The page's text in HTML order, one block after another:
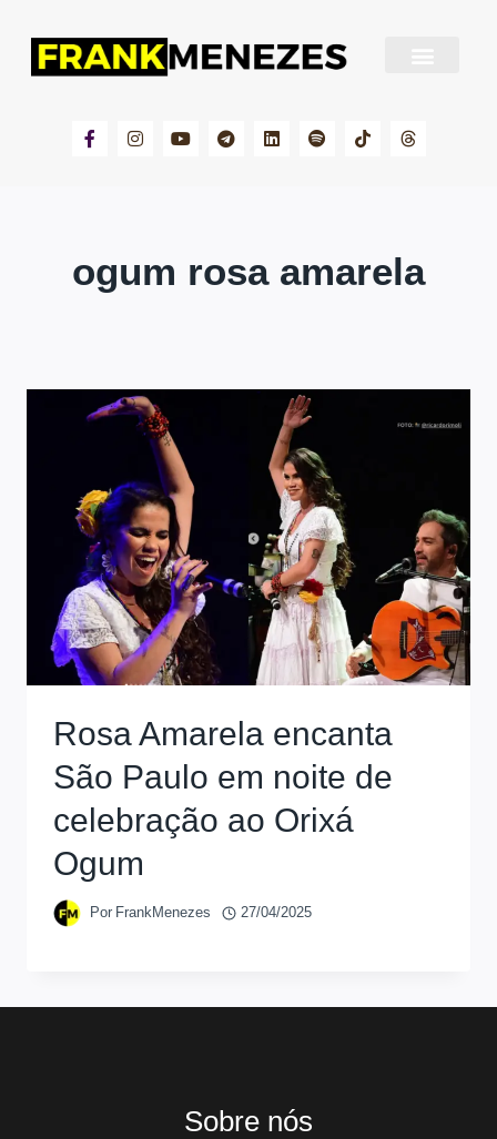
ogum rosa amarela
Rosa Amarela encanta
São Paulo em noite de
celebração ao Orixá
Ogum
Por FrankMenezes 27/04/2025
Sobre nós